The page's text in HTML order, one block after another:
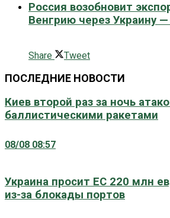
Россия возобновит
Венгрию через Украину
Share
Tweet
ПОСЛЕДНИЕ НОВОСТИ
Киев второй раз за ночь
баллистическими ракетами
08/08 08:57
Украина просит ЕС 220 млн
из-за блокады портов